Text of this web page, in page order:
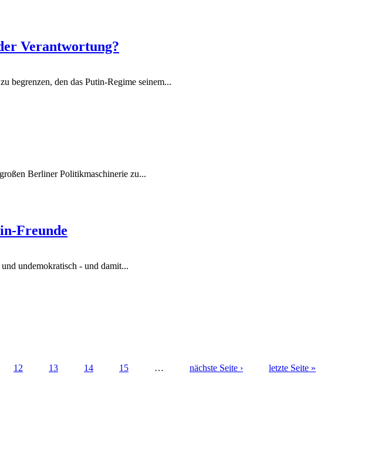
Verantwortung?
begrenzen, den das Putin-Regime seinem...
Berliner Politikmaschinerie zu...
Freunde
undemokratisch - und damit...
12 13 14 15 … nächste Seite ›
letzte Seite »